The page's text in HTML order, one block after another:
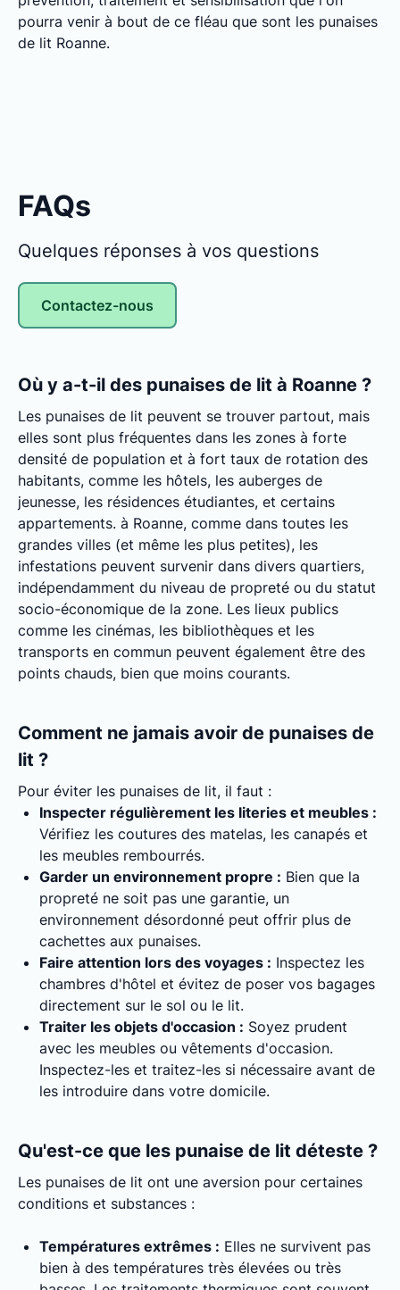
pourra venir à bout de ce fléau que sont les punaises
de lit Roanne.
FAQs
Quelques réponses à vos questions
Contactez-nous
Où y a-t-il des punaises de lit à Roanne ?
Les punaises de lit peuvent se trouver partout, mais
elles sont plus fréquentes dans les zones à forte
densité de population et à fort taux de rotation des
habitants, comme les hôtels, les auberges de
jeunesse, les résidences étudiantes, et certains
appartements. à Roanne, comme dans toutes les
grandes villes (et même les plus petites), les
infestations peuvent survenir dans divers quartiers,
indépendamment du niveau de propreté ou du statut
socio-économique de la zone. Les lieux publics
comme les cinémas, les bibliothèques et les
transports en commun peuvent également être des
points chauds, bien que moins courants.
Comment ne jamais avoir de punaises de
lit ?
Pour éviter les punaises de lit, il faut :
Inspecter régulièrement les literies et meubles :
Vérifiez les coutures des matelas, les canapés et
les meubles rembourrés.
Garder un environnement propre : Bien que la
propreté ne soit pas une garantie, un
environnement désordonné peut offrir plus de
cachettes aux punaises.
Faire attention lors des voyages : Inspectez les
chambres d'hôtel et évitez de poser vos bagages
directement sur le sol ou le lit.
Traiter les objets d'occasion : Soyez prudent
avec les meubles ou vêtements d'occasion.
Inspectez-les et traitez-les si nécessaire avant de
les introduire dans votre domicile.
Qu'est-ce que les punaise de lit déteste ?
Les punaises de lit ont une aversion pour certaines
conditions et substances :
Températures extrêmes : Elles ne survivent pas
bien à des températures très élevées ou très